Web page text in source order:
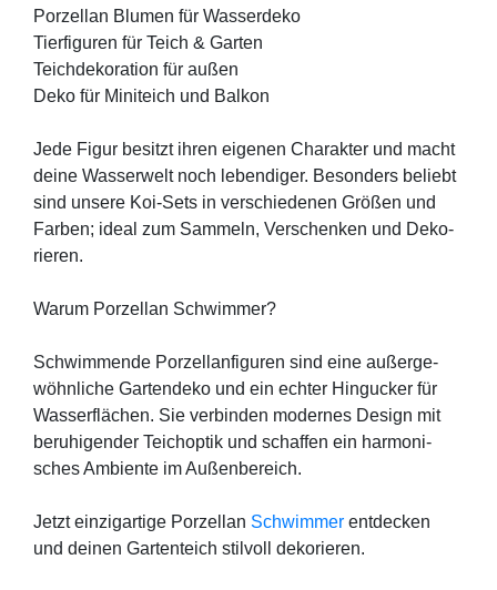
Por­zel­lan Blu­men für Was­ser­de­ko
Tier­fi­gu­ren für Teich & Gar­ten
Teich­de­ko­ra­ti­on für außen
Deko für Mini­teich und Bal­kon
Jede Figur besitzt ihren eige­nen Cha­rak­ter und macht
dei­ne Was­ser­welt noch leben­di­ger. Beson­ders beliebt
sind unse­re Koi-Sets in ver­schie­de­nen Grö­ßen und
Far­ben; ide­al zum Sam­meln, Ver­schen­ken und Deko­
rie­ren.
War­um Por­zel­lan Schwim­mer?
Schwim­men­de Por­zel­lan­fi­gu­ren sind eine außer­ge­
wöhn­li­che Gar­ten­de­ko und ein ech­ter Hin­gu­cker für
Was­ser­flä­chen. Sie ver­bin­den moder­nes Design mit
beru­hi­gen­der Teichop­tik und schaf­fen ein har­mo­ni­
sches Ambi­en­te im Außen­be­reich.
Jetzt ein­zig­ar­ti­ge Por­zel­lan Schwim­mer ent­de­cken
und dei­nen Gar­ten­teich stil­voll dekorieren.